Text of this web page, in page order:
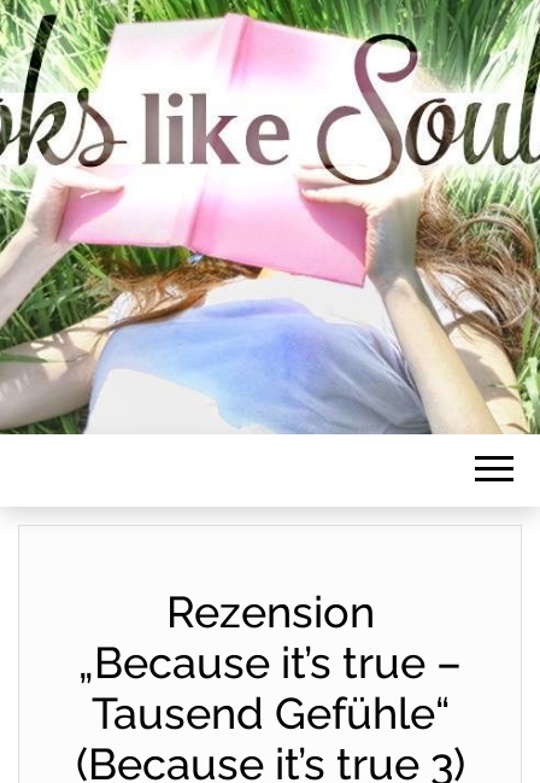
BOOKS LIKE
SOULMATE
Rezension
„Because it’s true –
Tausend Gefühle“
(Because it’s true 3)